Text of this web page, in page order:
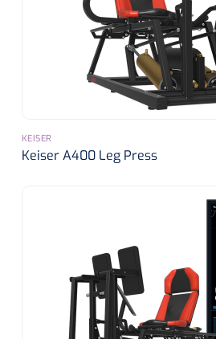
KEISER
Keiser A400 Leg Press